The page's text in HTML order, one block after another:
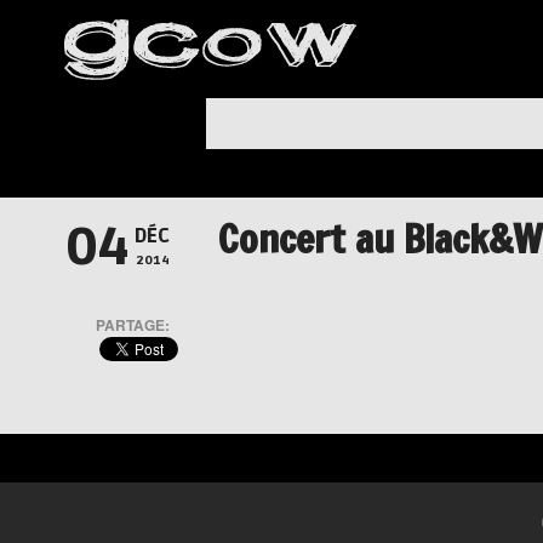
04 DÉC
2014
PARTAGE:
Concert au